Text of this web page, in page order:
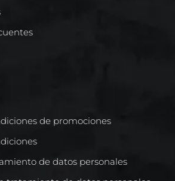
de promociones
de datos personales